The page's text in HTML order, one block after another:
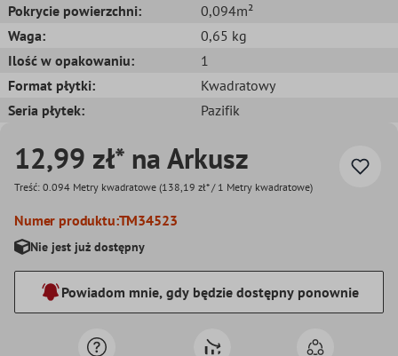
Pokrycie powierzchni:
0,094m²
Waga:
0,65 kg
Ilość w opakowaniu:
1
Format płytki:
Kwadratowy
Seria płytek:
Pazifik
12,99 zł* na Arkusz
Treść: 0.094 Metry kwadratowe (138,19 zł* / 1 Metry kwadratowe)
Numer produktu:TM34523
Nie jest już dostępny
Powiadom mnie, gdy będzie dostępny ponownie